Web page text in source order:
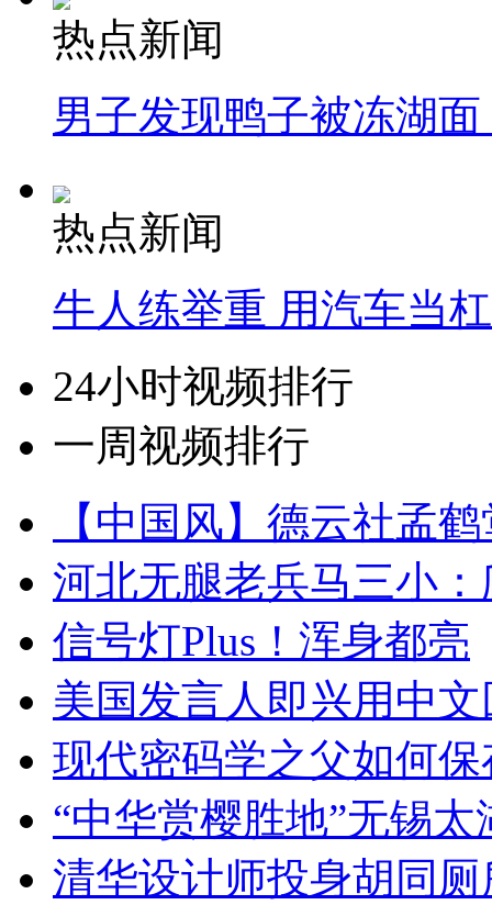
热点新闻
男子发现鸭子被冻湖
热点新闻
牛人练举重 用汽车当
24小时视频排行
一周视频排行
【中国风】德云社孟
河北无腿老兵马三小
信号灯Plus！浑身都亮
美国发言人即兴用中
现代密码学之父如何
“中华赏樱胜地”无锡
清华设计师投身胡同